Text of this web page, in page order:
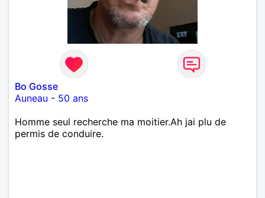
Bo Gosse
Auneau - 50 ans
Homme seul recherche ma moitier.Ah jai plu de
permis de conduire.